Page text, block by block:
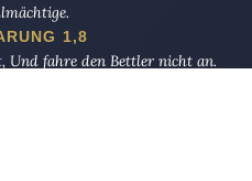
1,8
Und fahre den Bettler nicht an.